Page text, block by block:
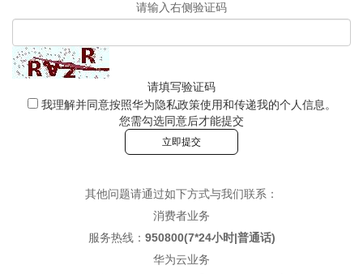
请输入右侧验证码
请填写验证码
我理解并同意按照华为隐私政策使用和传递我的个人信息。
您需勾选同意后才能提交
立即提交
其他问题请通过如下方式与我们联系：
消费者业务
服务热线： 950800(7*24小时|普通话)
华为云业务